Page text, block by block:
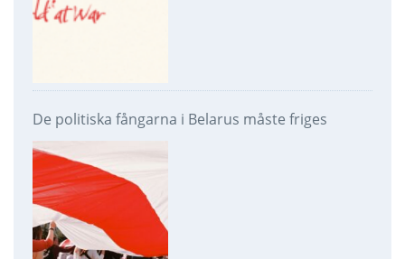
De politiska fångarna i Belarus måste friges